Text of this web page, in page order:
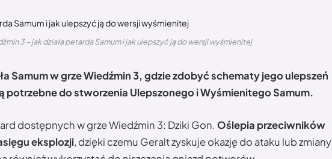
3 – jak działa petarda Samum i jak ulepszyć ją do wersji wyśmienitej
Samum w grze Wiedźmin 3, gdzie zdobyć schematy jego ulepszeń
potrzebne do stworzenia Ulepszonego i Wyśmienitego Samum.
dostępnych w grze Wiedźmin 3: Dziki Gon. Oślepia przeciwników
eksplozji, dzięki czemu Geralt zyskuje okazję do ataku lub zmiany